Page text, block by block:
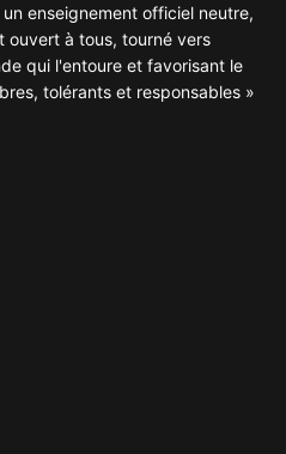
enseignement officiel neutre,
ouvert à tous, tourné vers
qui l'entoure et favorisant le
tolérants et responsables »